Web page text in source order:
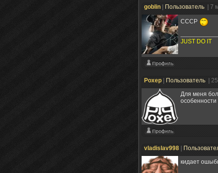
goblin Пользователь | 7
СССР
JUST DO IT
Poxep Пользователь
|
Для меня
vladislav998
кидает